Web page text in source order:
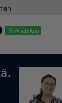
WhatsApp